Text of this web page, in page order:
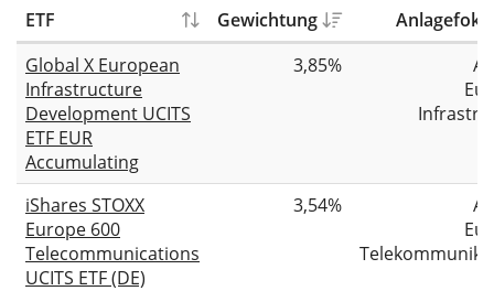
ETF Gewichtung
Global X European
Infrastructure
Development UCITS
ETF EUR
Accumulating
3,85%
iShares STOXX
Europe 600
Telecommunications
UCITS ETF (DE)
3,54%